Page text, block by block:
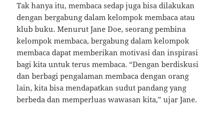
Tak hanya itu, membaca sedap juga bisa dilakukan
dengan bergabung dalam kelompok membaca atau
klub buku. Menurut Jane Doe, seorang pembina
kelompok membaca, bergabung dalam kelompok
membaca dapat memberikan motivasi dan inspirasi
bagi kita untuk terus membaca. “Dengan berdiskusi
dan berbagi pengalaman membaca dengan orang
lain, kita bisa mendapatkan sudut pandang yang
berbeda dan memperluas wawasan kita,” ujar Jane.